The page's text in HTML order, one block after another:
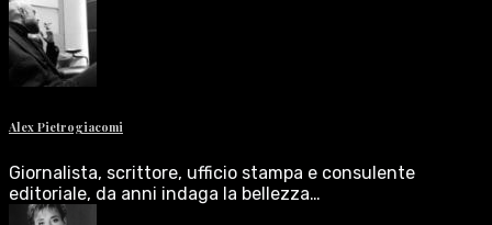
Alex Pietrogiacomi
Giornalista, scrittore, ufficio stampa e consulente
editoriale, da anni indaga la bellezza…